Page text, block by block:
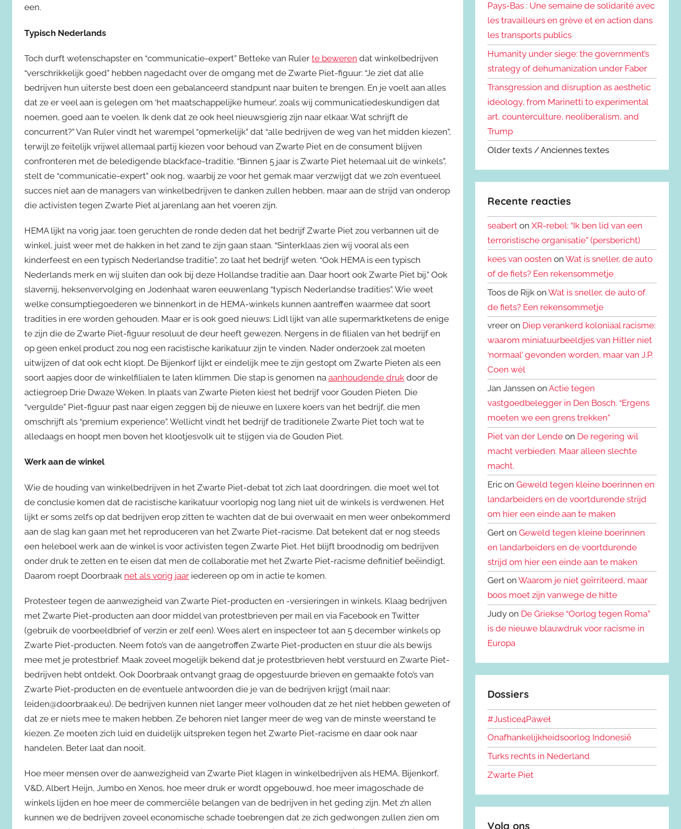
een.
Typisch Nederlands
Toch durft wetenschapster en “communicatie-expert” Betteke van Ruler te beweren dat winkelbedrijven
“verschrikkelijk goed” hebben nagedacht over de omgang met de Zwarte Piet-figuur: “Je ziet dat alle
bedrijven hun uiterste best doen een gebalanceerd standpunt naar buiten te brengen. En je voelt aan alles
dat ze er veel aan is gelegen om ‘het maatschappelijke humeur’, zoals wij communicatiedeskundigen dat
noemen, goed aan te voelen. Ik denk dat ze ook heel nieuwsgierig zijn naar elkaar. Wat schrijft de
concurrent?” Van Ruler vindt het warempel “opmerkelijk” dat “alle bedrijven de weg van het midden kiezen”,
terwijl ze feitelijk vrijwel allemaal partij kiezen voor behoud van Zwarte Piet en de consument blijven
confronteren met de beledigende blackface-traditie. “Binnen 5 jaar is Zwarte Piet helemaal uit de winkels”,
stelt de “communicatie-expert” ook nog, waarbij ze voor het gemak maar verzwijgt dat we zo’n eventueel
succes niet aan de managers van winkelbedrijven te danken zullen hebben, maar aan de strijd van onderop
die activisten tegen Zwarte Piet al jarenlang aan het voeren zijn.
HEMA lijkt na vorig jaar, toen geruchten de ronde deden dat het bedrijf Zwarte Piet zou verbannen uit de
winkel, juist weer met de hakken in het zand te zijn gaan staan. “Sinterklaas zien wij vooral als een
kinderfeest en een typisch Nederlandse traditie”, zo laat het bedrijf weten. “Ook HEMA is een typisch
Nederlands merk en wij sluiten dan ook bij deze Hollandse traditie aan. Daar hoort ook Zwarte Piet bij.” Ook
slavernij, heksenvervolging en Jodenhaat waren eeuwenlang “typisch Nederlandse tradities”. Wie weet
welke consumptiegoederen we binnenkort in de HEMA-winkels kunnen aantreffen waarmee dat soort
tradities in ere worden gehouden. Maar er is ook goed nieuws: Lidl lijkt van alle supermarktketens de enige
te zijn die de Zwarte Piet-figuur resoluut de deur heeft gewezen. Nergens in de filialen van het bedrijf en
op geen enkel product zou nog een racistische karikatuur zijn te vinden. Nader onderzoek zal moeten
uitwijzen of dat ook echt klopt. De Bijenkorf lijkt er eindelijk mee te zijn gestopt om Zwarte Pieten als een
soort aapjes door de winkelfilialen te laten klimmen. Die stap is genomen na aanhoudende druk door de
actiegroep Drie Dwaze Weken. In plaats van Zwarte Pieten kiest het bedrijf voor Gouden Pieten. Die
“vergulde” Piet-figuur past naar eigen zeggen bij de nieuwe en luxere koers van het bedrijf, die men
omschrijft als “premium experience”. Wellicht vindt het bedrijf de traditionele Zwarte Piet toch wat te
alledaags en hoopt men boven het klootjesvolk uit te stijgen via de Gouden Piet.
Werk aan de winkel
Wie de houding van winkelbedrijven in het Zwarte Piet-debat tot zich laat doordringen, die moet wel tot
de conclusie komen dat de racistische karikatuur voorlopig nog lang niet uit de winkels is verdwenen. Het
lijkt er soms zelfs op dat bedrijven erop zitten te wachten dat de bui overwaait en men weer onbekommerd
aan de slag kan gaan met het reproduceren van het Zwarte Piet-racisme. Dat betekent dat er nog steeds
een heleboel werk aan de winkel is voor activisten tegen Zwarte Piet. Het blijft broodnodig om bedrijven
onder druk te zetten en te eisen dat men de collaboratie met het Zwarte Piet-racisme definitief beëindigt.
Daarom roept Doorbraak net als vorig jaar iedereen op om in actie te komen.
Protesteer tegen de aanwezigheid van Zwarte Piet-producten en -versieringen in winkels. Klaag bedrijven
met Zwarte Piet-producten aan door middel van protestbrieven per mail en via Facebook en Twitter
(gebruik de voorbeeldbrief of verzin er zelf een). Wees alert en inspecteer tot aan 5 december winkels op
Zwarte Piet-producten. Neem foto’s van de aangetroffen Zwarte Piet-producten en stuur die als bewijs
mee met je protestbrief. Maak zoveel mogelijk bekend dat je protestbrieven hebt verstuurd en Zwarte Piet-
bedrijven hebt ontdekt. Ook Doorbraak ontvangt graag de opgestuurde brieven en gemaakte foto’s van
Zwarte Piet-producten en de eventuele antwoorden die je van de bedrijven krijgt (mail naar:
leiden@doorbraak.eu). De bedrijven kunnen niet langer meer volhouden dat ze het niet hebben geweten of
dat ze er niets mee te maken hebben. Ze behoren niet langer meer de weg van de minste weerstand te
kiezen. Ze moeten zich luid en duidelijk uitspreken tegen het Zwarte Piet-racisme en daar ook naar
handelen. Beter laat dan nooit.
Hoe meer mensen over de aanwezigheid van Zwarte Piet klagen in winkelbedrijven als HEMA, Bijenkorf,
V&D, Albert Heijn, Jumbo en Xenos, hoe meer druk er wordt opgebouwd, hoe meer imagoschade de
winkels lijden en hoe meer de commerciële belangen van de bedrijven in het geding zijn. Met z’n allen
kunnen we de bedrijven zoveel economische schade toebrengen dat ze zich gedwongen zullen zien om
Pays-Bas : Une semaine de solidarité avec
les travailleurs en grève et en action dans
les transports publics
Humanity under siege: the government’s
strategy of dehumanization under Faber
Transgression and disruption as aesthetic
ideology, from Marinetti to experimental
art, counterculture, neoliberalism, and
Trump
Older texts / Anciennes textes
Recente reacties
seabert onXR-rebel: “Ik ben lid van een
terroristische organisatie” (persbericht)
kees van oosten onWat is sneller, de auto
of de fiets? Een rekensommetje
Toos de Rijk onWat is sneller, de auto of
de fiets? Een rekensommetje
vreer on Diep verankerd koloniaal racisme:
waarom miniatuurbeeldjes van Hitler niet
‘normaal’ gevonden worden, maar van J.P.
Coen wèl
Jan Janssen onActie tegen
vastgoedbelegger in Den Bosch. “Ergens
moeten we een grens trekken”
Piet van der Lende on De regering wil
macht verbieden. Maar alleen slechte
macht.
Eric onGeweld tegen kleine boerinnen en
landarbeiders en de voortdurende strijd
om hier een einde aan te maken
Gert onGeweld tegen kleine boerinnen
en landarbeiders en de voortdurende
strijd om hier een einde aan te maken
Gert onWaarom je niet geïrriteerd, maar
boos moet zijn vanwege de hitte
Judy on De Griekse “Oorlog tegen Roma”
is de nieuwe blauwdruk voor racisme in
Europa
Dossiers
#Justice4Paweł
Onafhankelijkheidsoorlog Indonesië
Turks rechts in Nederland
Zwarte Piet
Volg ons